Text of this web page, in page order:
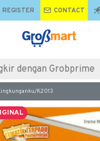
REGISTER CONTACT
K2013